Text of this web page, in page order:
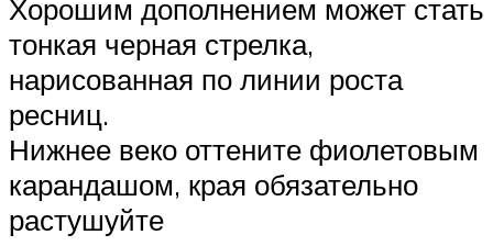
Хорошим дополнением может стать
тонкая черная стрелка,
нарисованная по линии роста
ресниц.
Нижнее веко оттените фиолетовым
карандашом, края обязательно
растушуйте